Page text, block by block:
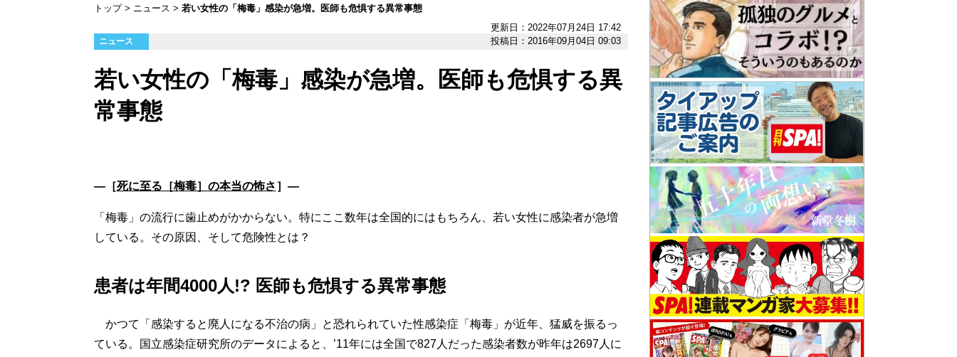
トップ ニュース
若い女性の「梅毒」感染が急増。医師も危惧する異常事態
更新日：2022年07月24日 17:42
ニュース 投稿日：2016年09月04日 09:03
若い女性の「梅毒」感染が急増。医師も危惧する異
常事態
―［死に至る［梅毒］の本当の怖さ ］―
「梅毒」の流行に歯止めがかからない。特にここ数年は全国的にはもちろん、若い女性に感染者が急増
している。その原因、そして危険性とは？
患者は年間4000人!? 医師も危惧する異常事態
かつて「感染すると廃人になる不治の病」と恐れられていた性感染症「梅毒」が近年、猛威を振るっ
ている。国立感染症研究所のデータによると、’11年には全国で827人だった感染者数が昨年は2697人に